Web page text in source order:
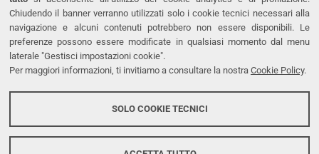
Chiudendo il banner verranno utilizzati solo i cookie tecnici necessari alla
navigazione e alcuni contenuti potrebbero non essere disponibili. Le
preferenze possono essere modificate in qualsiasi momento dal menu
laterale "Gestisci impostazioni cookie".
Per maggiori informazioni, ti invitiamo a consultare la nostra Cookie Policy.
SOLO COOKIE TECNICI
PEC
LINKS
Dichiarazione di accessibilità
Protezione dati personali